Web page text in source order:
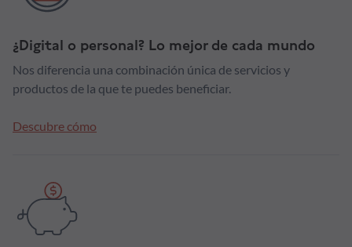
¿Digital o personal? Lo mejor de cada mundo
Nos diferencia una combinación única de servicios y
productos de la que te puedes beneficiar.
Descubre cómo